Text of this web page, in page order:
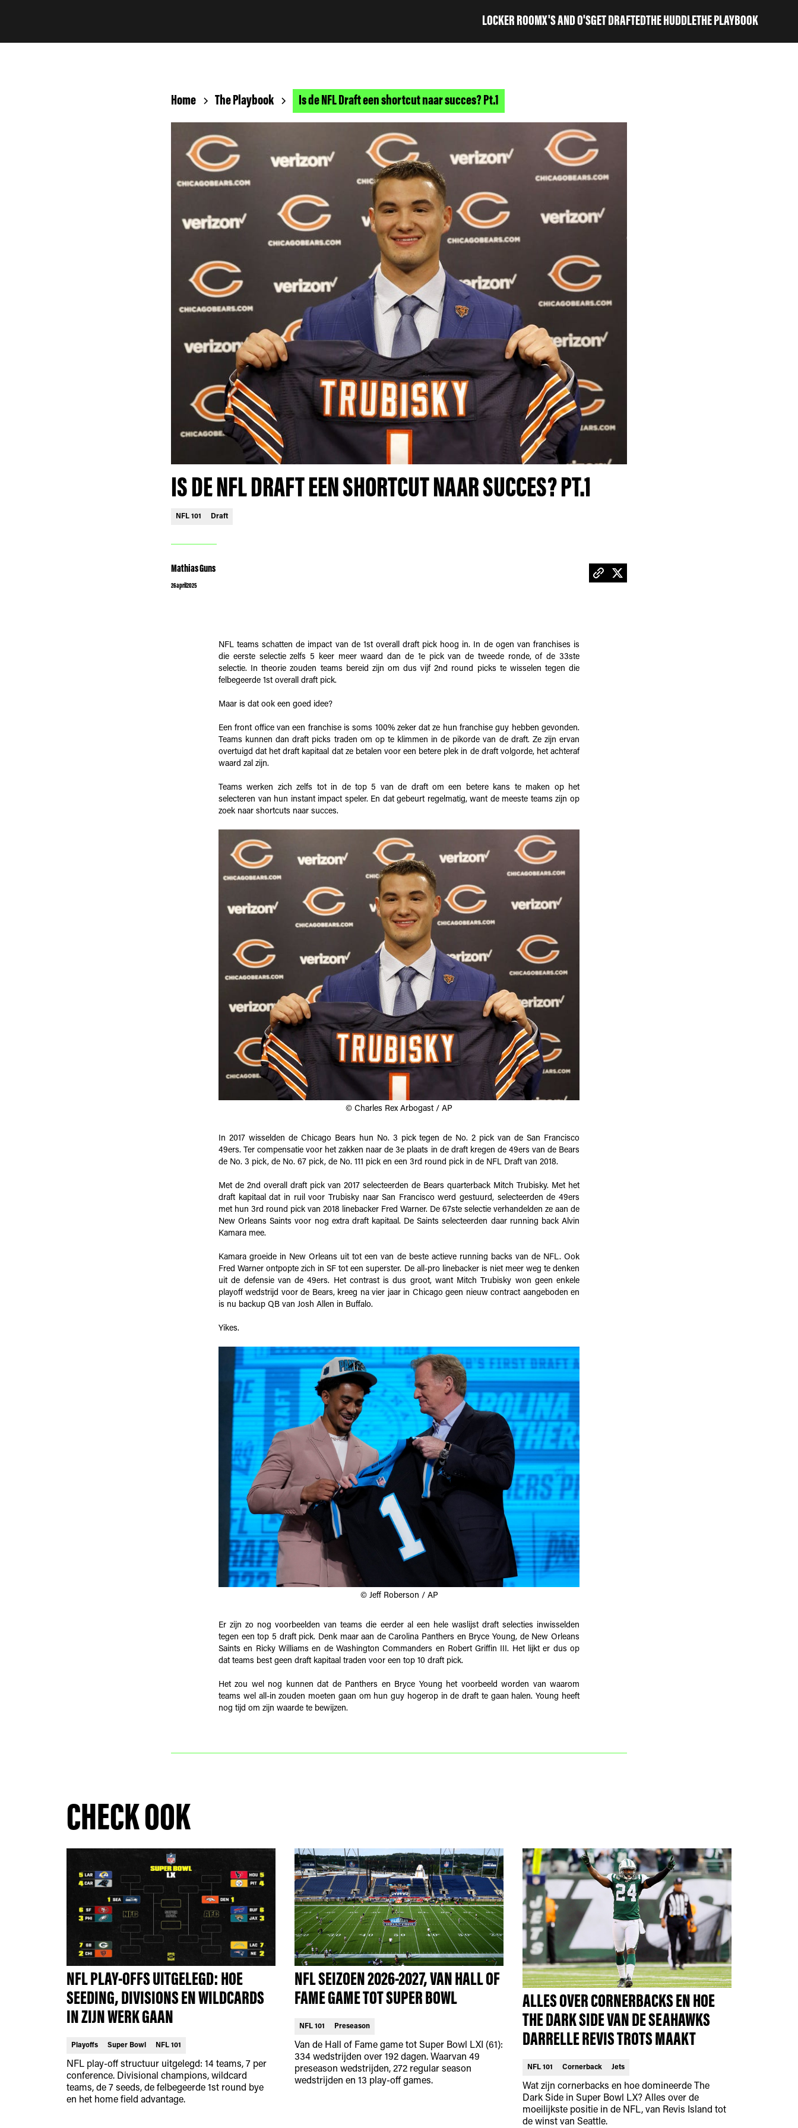
LOCKER ROOMX'S AND O'SGET DRAFTEDTHE HUDDLETHE PLAYBOOK
Home The Playbook Is de NFL Draft een shortcut naar succes? Pt.1
IS DE NFL DRAFT EEN SHORTCUT NAAR SUCCES? PT.1
NFL 101 Draft
Mathias Guns
26april2025
NFL teams schatten de impact van de 1st overall draft pick hoog in. In de ogen van franchises is
die eerste selectie zelfs 5 keer meer waard dan de 1e pick van de tweede ronde, of de 33ste
selectie. In theorie zouden teams bereid zijn om dus vijf 2nd round picks te wisselen tegen die
felbegeerde 1st overall draft pick.
Maar is dat ook een goed idee?
Een front office van een franchise is soms 100% zeker dat ze hun franchise guy hebben gevonden.
Teams kunnen dan draft picks traden om op te klimmen in de pikorde van de draft. Ze zijn ervan
overtuigd dat het draft kapitaal dat ze betalen voor een betere plek in de draft volgorde, het achteraf
waard zal zijn.
Teams werken zich zelfs tot in de top 5 van de draft om een betere kans te maken op het
selecteren van hun instant impact speler. En dat gebeurt regelmatig, want de meeste teams zijn op
zoek naar shortcuts naar succes.
© Charles Rex Arbogast / AP
In 2017 wisselden de Chicago Bears hun No. 3 pick tegen de No. 2 pick van de San Francisco
49ers. Ter compensatie voor het zakken naar de 3e plaats in de draft kregen de 49ers van de Bears
de No. 3 pick, de No. 67 pick, de No. 111 pick en een 3rd round pick in de NFL Draft van 2018.
Met de 2nd overall draft pick van 2017 selecteerden de Bears quarterback Mitch Trubisky. Met het
draft kapitaal dat in ruil voor Trubisky naar San Francisco werd gestuurd, selecteerden de 49ers
met hun 3rd round pick van 2018 linebacker Fred Warner. De 67ste selectie verhandelden ze aan de
New Orleans Saints voor nog extra draft kapitaal. De Saints selecteerden daar running back Alvin
Kamara mee.
Kamara groeide in New Orleans uit tot een van de beste actieve running backs van de NFL. Ook
Fred Warner ontpopte zich in SF tot een superster. De all-pro linebacker is niet meer weg te denken
uit de defensie van de 49ers. Het contrast is dus groot, want Mitch Trubisky won geen enkele
playoff wedstrijd voor de Bears, kreeg na vier jaar in Chicago geen nieuw contract aangeboden en
is nu backup QB van Josh Allen in Buffalo.
Yikes.
© Jeff Roberson / AP
Er zijn zo nog voorbeelden van teams die eerder al een hele waslijst draft selecties inwisselden
tegen een top 5 draft pick. Denk maar aan de Carolina Panthers en Bryce Young, de New Orleans
Saints en Ricky Williams en de Washington Commanders en Robert Griffin III. Het lijkt er dus op
dat teams best geen draft kapitaal traden voor een top 10 draft pick.
Het zou wel nog kunnen dat de Panthers en Bryce Young het voorbeeld worden van waarom
teams wel all-in zouden moeten gaan om hun guy hogerop in de draft te gaan halen. Young heeft
nog tijd om zijn waarde te bewijzen.
CHECK OOK
NFL PLAY-OFFS UITGELEGD: HOE
SEEDING, DIVISIONS EN WILDCARDS
IN ZIJN WERK GAAN
Playoffs Super Bowl NFL 101
NFL play-off structuur uitgelegd: 14 teams, 7 per
conference. Divisional champions, wildcard
teams, de 7 seeds, de felbegeerde 1st round bye
en het home field advantage.
NFL SEIZOEN 2026-2027, VAN HALL OF
FAME GAME TOT SUPER BOWL
NFL 101 Preseason
Van de Hall of Fame game tot Super Bowl LXI (61):
334 wedstrijden over 192 dagen. Waarvan 49
preseason wedstrijden, 272 regular season
wedstrijden en 13 play-off games.
ALLES OVER CORNERBACKS EN HOE
THE DARK SIDE VAN DE SEAHAWKS
DARRELLE REVIS TROTS MAAKT
NFL 101 Cornerback Jets
Wat zijn cornerbacks en hoe domineerde The
Dark Side in Super Bowl LX? Alles over de
moeilijkste positie in de NFL, van Revis Island tot
de winst van Seattle.